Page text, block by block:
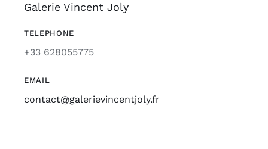
Galerie Vincent Joly
TELEPHONE
+33 628055775
EMAIL
contact@galerievincentjoly.fr